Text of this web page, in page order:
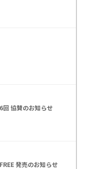
回 協賛のお知らせ
発売のお知らせ